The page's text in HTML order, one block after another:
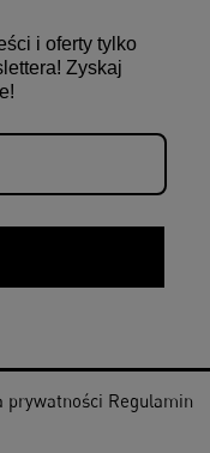
i oferty tylko
Zyskaj
prywatności Regulamin